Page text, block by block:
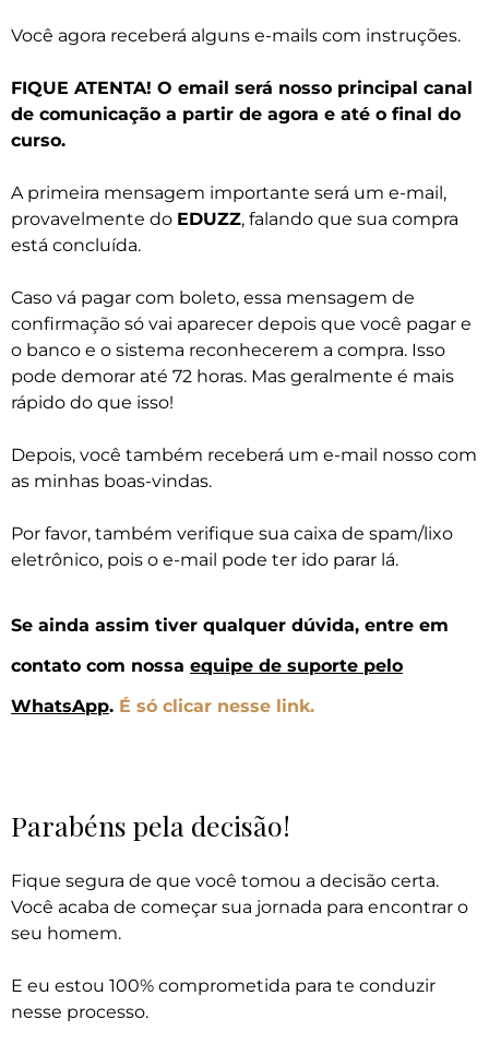
Você agora receberá alguns e-mails com instruções.
FIQUE ATENTA! O email será nosso principal canal
de comunicação a partir de agora e até o final do
curso.
A primeira mensagem importante será um e-mail,
provavelmente do EDUZZ, falando que sua compra
está concluída.
Caso vá pagar com boleto, essa mensagem de
confirmação só vai aparecer depois que você pagar e
o banco e o sistema reconhecerem a compra. Isso
pode demorar até 72 horas. Mas geralmente é mais
rápido do que isso!
Depois, você também receberá um e-mail nosso com
as minhas boas-vindas.
Por favor, também verifique sua caixa de spam/lixo
eletrônico, pois o e-mail pode ter ido parar lá.
Se ainda assim tiver qualquer dúvida, entre em
contato com nossa equipe de suporte pelo
WhatsApp. É só clicar nesse link.
Parabéns pela decisão!
Fique segura de que você tomou a decisão certa.
Você acaba de começar sua jornada para encontrar o
seu homem.
E eu estou 100% comprometida para te conduzir
nesse processo.